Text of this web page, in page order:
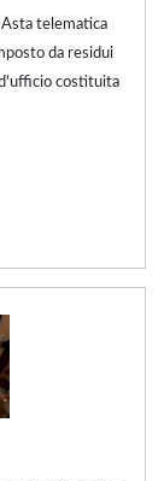
telematica
da residui
costituita